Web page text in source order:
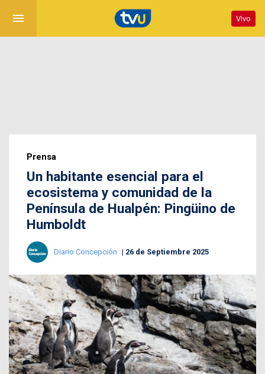
menu Vivo
Prensa
Un habitante esencial para el
ecosistema y comunidad de la
Península de Hualpén: Pingüino de
Humboldt
Diario Concepción 26 de Septiembre 2025